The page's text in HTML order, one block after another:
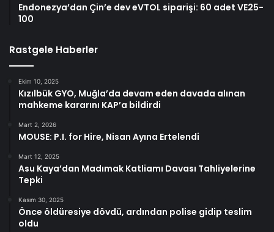
Endonezya’dan Çin’e dev eVTOL siparişi: 60 adet VE25-
100
Rastgele Haberler
Ekim 10, 2025
Kızılbük GYO, Muğla’da devam eden davada alınan
mahkeme kararını KAP’a bildirdi
Mart 2, 2026
MOUSE: P.I. for Hire, Nisan Ayına Ertelendi
Mart 12, 2025
Asu Kaya’dan Madımak Katliamı Davası Tahliyelerine
Tepki
Kasım 30, 2025
Önce öldüresiye dövdü, ardından polise gidip teslim
oldu